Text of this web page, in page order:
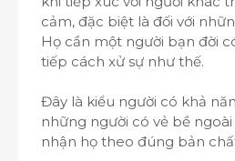
cảm, đặc biệt là đối với
Họ cần một người bạn đời
tiếp cách xử sự như thế.
Đây là kiểu người có khả
những người có vẻ bề
nhận họ theo đúng bản